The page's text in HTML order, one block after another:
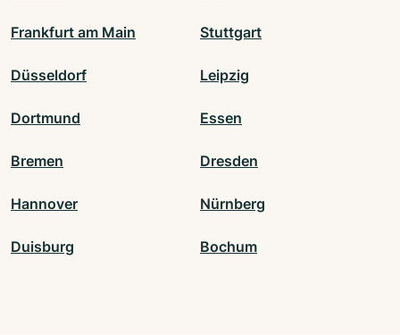
Frankfurt am Main Stuttgart
Düsseldorf Leipzig
Dortmund Essen
Bremen Dresden
Hannover Nürnberg
Duisburg Bochum